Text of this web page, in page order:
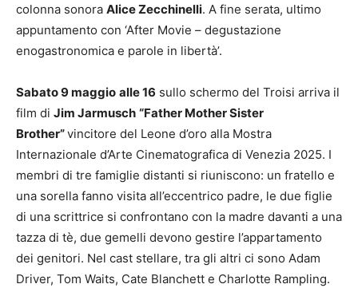
colonna sonora Alice Zecchinelli. A fine serata, ultimo
appuntamento con ‘After Movie – degustazione
enogastronomica e parole in libertà’.
Sabato 9 maggio alle 16 sullo schermo del Troisi arriva il
film di Jim Jarmusch “Father Mother Sister
Brother”vincitore del Leone d’oro alla Mostra
Internazionale d’Arte Cinematografica di Venezia 2025. I
membri di tre famiglie distanti si riuniscono: un fratello e
una sorella fanno visita all’eccentrico padre, le due figlie
di una scrittrice si confrontano con la madre davanti a una
tazza di tè, due gemelli devono gestire l’appartamento
dei genitori. Nel cast stellare, tra gli altri ci sono Adam
Driver, Tom Waits, Cate Blanchett e Charlotte Rampling.